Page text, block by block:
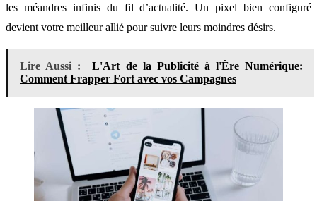
les méandres infinis du fil d’actualité. Un pixel bien configuré
devient votre meilleur allié pour suivre leurs moindres désirs.
Lire Aussi :
L'Art de la Publicité à l'Ère Numérique:
Comment Frapper Fort avec vos Campagnes